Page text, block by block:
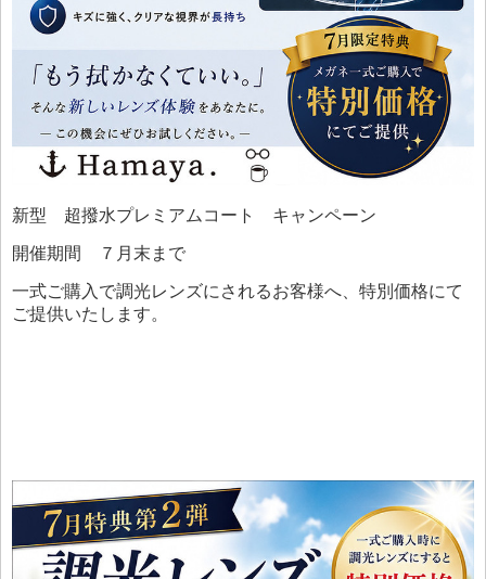
新型 超撥水プレミアムコート キャンペーン
開催期間 ７月末まで
一式ご購入で調光レンズにされるお客様へ、特別価格にて
ご提供いたします。